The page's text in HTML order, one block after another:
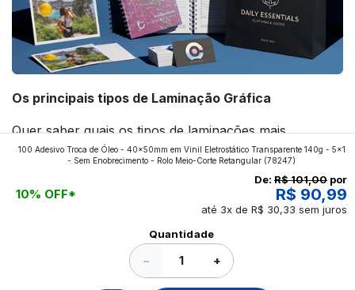
Os principais tipos de Laminação Gráfica
Quer saber quais os tipos de laminações mais
aplicados nos impressos da gráfica FuturaIM? Então,
continue a leitura que vamos revelar para você!
100 Adesivo Troca de Óleo - 40x50mm em Vinil Eletrostático Transparente 140g - 5x1
- Sem Enobrecimento - Rolo Meio-Corte Retangular (78247)
10% OFF*
De: R$ 101,00 por
R$ 90,99
até 3x de R$ 30,33 sem juros
Quantidade
− +